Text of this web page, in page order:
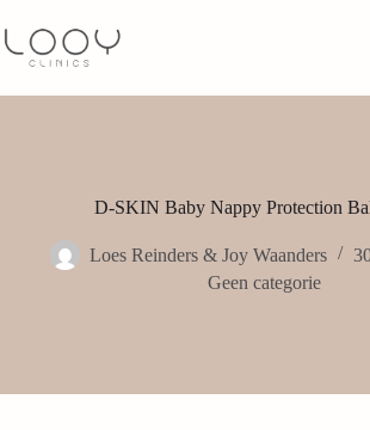
D-SKIN Baby Nappy Protection
Loes Reinders & Joy Waanders
Geen categorie